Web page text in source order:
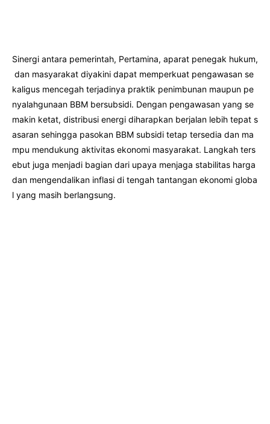
Sinergi antara pemerintah, Pertamina, aparat penegak hukum,
dan masyarakat diyakini dapat memperkuat pengawasan se
kaligus mencegah terjadinya praktik penimbunan maupun pe
nyalahgunaan BBM bersubsidi. Dengan pengawasan yang se
makin ketat, distribusi energi diharapkan berjalan lebih tepat s
asaran sehingga pasokan BBM subsidi tetap tersedia dan ma
mpu mendukung aktivitas ekonomi masyarakat. Langkah ters
ebut juga menjadi bagian dari upaya menjaga stabilitas harga
dan mengendalikan inflasi di tengah tantangan ekonomi globa
l yang masih berlangsung.